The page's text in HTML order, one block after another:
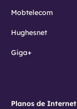
Mobtelecom
Hughesnet
Giga+
Planos de Internet